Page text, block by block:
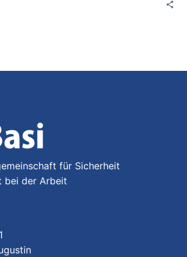
für Sicherheit
bei der Arbeit